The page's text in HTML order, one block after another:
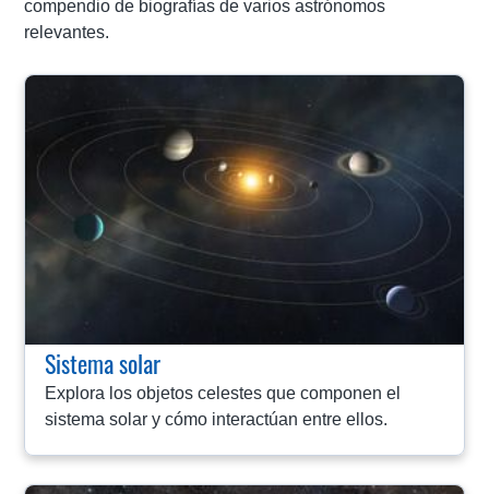
compendio de biografías de varios astrónomos
relevantes.
Sistema solar
Explora los objetos celestes que componen el
sistema solar y cómo interactúan entre ellos.